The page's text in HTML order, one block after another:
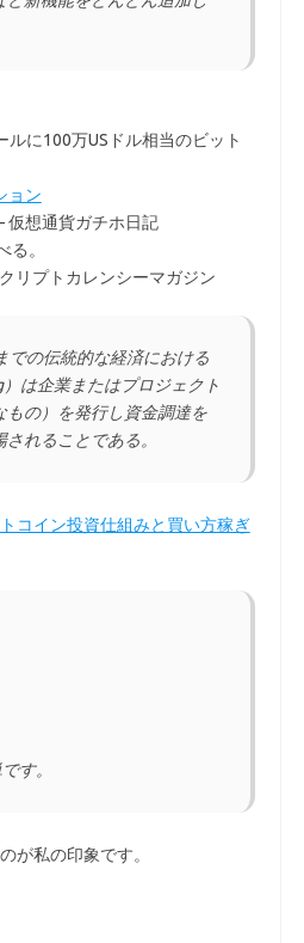
に100万USドル相当のビット
ョン
仮想通貨ガチホ日記
。
リプトカレンシーマガジン
での伝統的な経済における
は企業またはプロジェクト
もの）を発行し資金調達を
れることである。
コイン投資仕組みと買い方稼ぎ
す。
が私の印象です。